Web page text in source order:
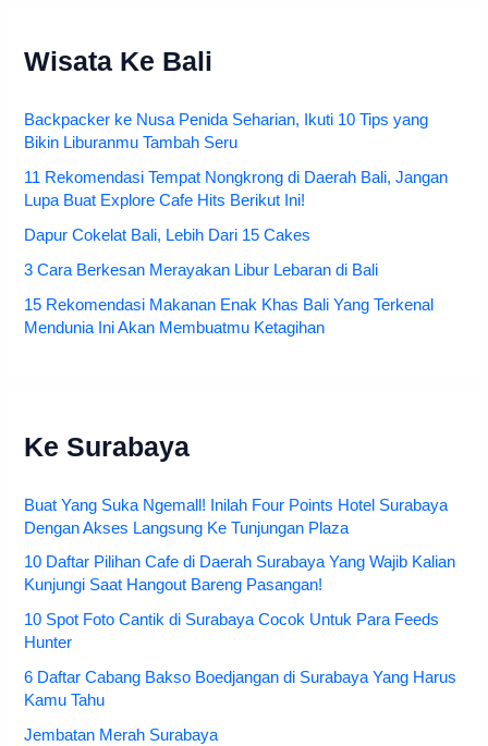
Wisata Ke Bali
Backpacker ke Nusa Penida Seharian, Ikuti 10 Tips yang
Bikin Liburanmu Tambah Seru
11 Rekomendasi Tempat Nongkrong di Daerah Bali, Jangan
Lupa Buat Explore Cafe Hits Berikut Ini!
Dapur Cokelat Bali, Lebih Dari 15 Cakes
3 Cara Berkesan Merayakan Libur Lebaran di Bali
15 Rekomendasi Makanan Enak Khas Bali Yang Terkenal
Mendunia Ini Akan Membuatmu Ketagihan
Ke Surabaya
Buat Yang Suka Ngemall! Inilah Four Points Hotel Surabaya
Dengan Akses Langsung Ke Tunjungan Plaza
10 Daftar Pilihan Cafe di Daerah Surabaya Yang Wajib Kalian
Kunjungi Saat Hangout Bareng Pasangan!
10 Spot Foto Cantik di Surabaya Cocok Untuk Para Feeds
Hunter
6 Daftar Cabang Bakso Boedjangan di Surabaya Yang Harus
Kamu Tahu
Jembatan Merah Surabaya